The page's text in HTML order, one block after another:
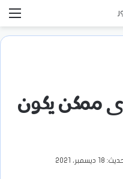
ممكن يكون
ديسمبر، 2021